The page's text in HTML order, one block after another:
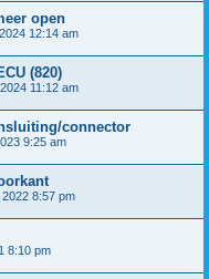
open
12:14 am
(820)
11:12 am
connector
9:25 am
8:57 pm
8:10 pm